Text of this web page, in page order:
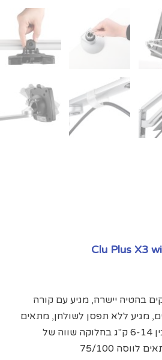
Clu Plus X3
בהטיה יישרה, מגיע עם קורה
מגיע ללא תפסן לשולחן, מתאים
למסכים במשקל כולל בין 6-14 ק"ג בחלוקה שווה של
75/100